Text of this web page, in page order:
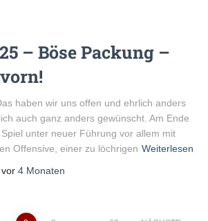
– Böse Packung –
haben wir uns offen und ehrlich anders
auch ganz anders gewünscht. Am Ende
unter neuer Führung vor allem mit
Offensive, einer zu löchrigen Weiterlesen
, vor 4 Monaten